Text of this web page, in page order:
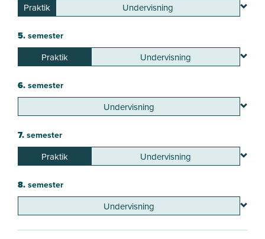
Praktik Undervisning
5.semester
Praktik Undervisning
6.semester
Undervisning
7.semester
Praktik Undervisning
8.semester
Undervisning